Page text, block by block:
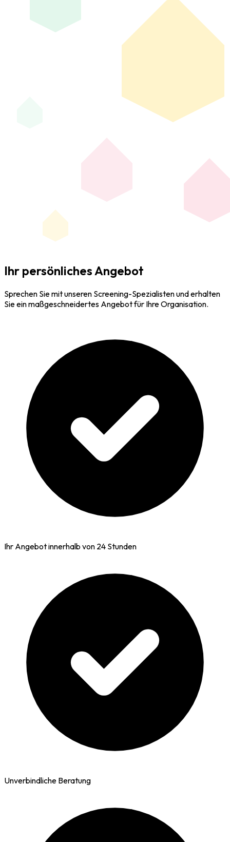
Ihr persönliches Angebot
Sprechen Sie mit unseren Screening-Spezialisten und erhalten
Sie ein maßgeschneidertes Angebot für Ihre Organisation.
Ihr Angebot innerhalb von 24 Stunden
Unverbindliche Beratung